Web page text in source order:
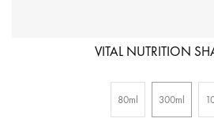
VITAL NUTRITION
80ml 300ml